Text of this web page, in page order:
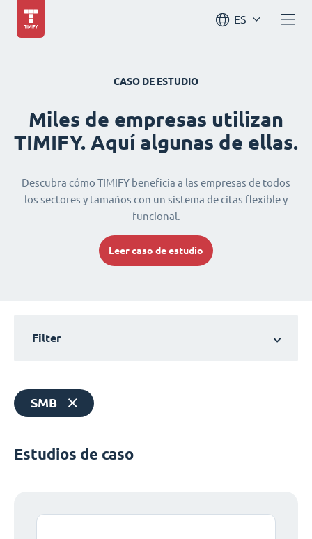
ES
CASO DE ESTUDIO
Miles de empresas utilizan
TIMIFY. Aquí algunas de ellas.
Descubra cómo TIMIFY beneficia a las empresas de todos
los sectores y tamaños con un sistema de citas flexible y
funcional.
Leer caso de estudio
Filter
SMB
Estudios de caso